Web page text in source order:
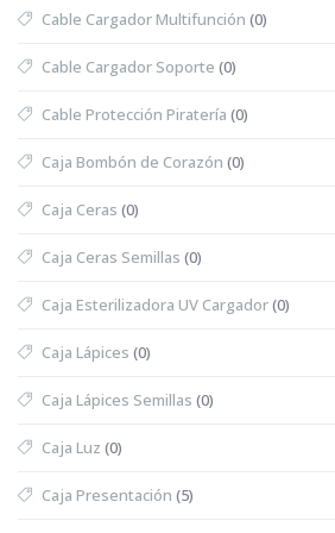
Cable Cargador Multifunción (0)
Cable Cargador Soporte (0)
Cable Protección Piratería (0)
Caja Bombón de Corazón (0)
Caja Ceras (0)
Caja Ceras Semillas (0)
Caja Esterilizadora UV Cargador(0)
Caja Lápices (0)
Caja Lápices Semillas (0)
Caja Luz (0)
Caja Presentación (5)